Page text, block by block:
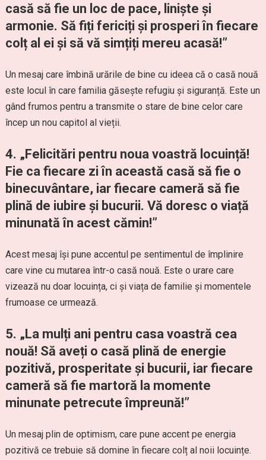
casă să fie un loc de pace, liniște și
armonie. Să fiți fericiți și prosperi în fiecare
colț al ei și să vă simțiți mereu acasă!”
Un mesaj care îmbină urările de bine cu ideea că o casă nouă
este locul în care familia găsește refugiu și siguranță. Este un
gând frumos pentru a transmite o stare de bine celor care
încep un nou capitol al vieții.
4. „Felicitări pentru noua voastră locuință!
Fie ca fiecare zi în această casă să fie o
binecuvântare, iar fiecare cameră să fie
plină de iubire și bucurii. Vă doresc o viață
minunată în acest cămin!”
Acest mesaj își pune accentul pe sentimentul de împlinire
care vine cu mutarea într-o casă nouă. Este o urare care
vizează nu doar locuința, ci și viața de familie și momentele
frumoase ce urmează.
5. „La mulți ani pentru casa voastră cea
nouă! Să aveți o casă plină de energie
pozitivă, prosperitate și bucurii, iar fiecare
cameră să fie martoră la momente
minunate petrecute împreună!”
Un mesaj plin de optimism, care pune accent pe energia
pozitivă ce trebuie să domine în fiecare colț al noii locuințe.